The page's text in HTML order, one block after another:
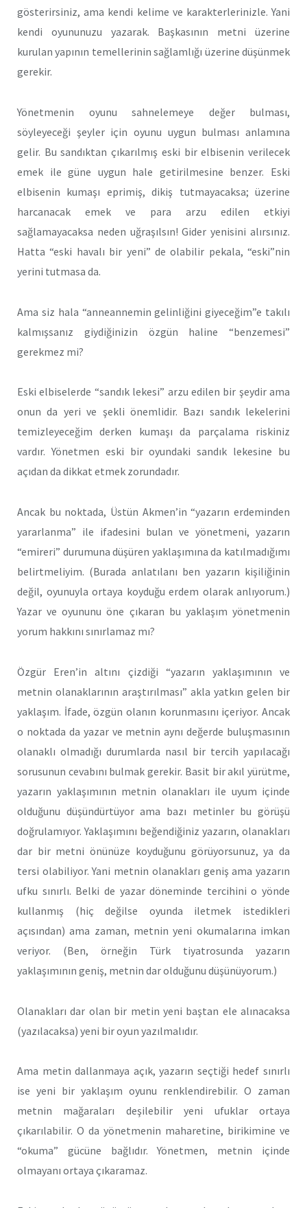
gösterirsiniz, ama kendi kelime ve karakterlerinizle. Yani
kendi oyununuzu yazarak. Başkasının metni üzerine
kurulan yapının temellerinin sağlamlığı üzerine düşünmek
gerekir.
Yönetmenin oyunu sahnelemeye değer bulması,
söyleyeceği şeyler için oyunu uygun bulması anlamına
gelir. Bu sandıktan çıkarılmış eski bir elbisenin verilecek
emek ile güne uygun hale getirilmesine benzer. Eski
elbisenin kumaşı eprimiş, dikiş tutmayacaksa; üzerine
harcanacak emek ve para arzu edilen etkiyi
sağlamayacaksa neden uğraşılsın! Gider yenisini alırsınız.
Hatta “eski havalı bir yeni” de olabilir pekala, “eski”nin
yerini tutmasa da.
Ama siz hala “anneannemin gelinliğini giyeceğim”e takılı
kalmışsanız giydiğinizin özgün haline “benzemesi”
gerekmez mi?
Eski elbiselerde “sandık lekesi” arzu edilen bir şeydir ama
onun da yeri ve şekli önemlidir. Bazı sandık lekelerini
temizleyeceğim derken kumaşı da parçalama riskiniz
vardır. Yönetmen eski bir oyundaki sandık lekesine bu
açıdan da dikkat etmek zorundadır.
Ancak bu noktada, Üstün Akmen’in “yazarın erdeminden
yararlanma” ile ifadesini bulan ve yönetmeni, yazarın
“emireri” durumuna düşüren yaklaşımına da katılmadığımı
belirtmeliyim. (Burada anlatılanı ben yazarın kişiliğinin
değil, oyunuyla ortaya koyduğu erdem olarak anlıyorum.)
Yazar ve oyununu öne çıkaran bu yaklaşım yönetmenin
yorum hakkını sınırlamaz mı?
Özgür Eren’in altını çizdiği “yazarın yaklaşımının ve
metnin olanaklarının araştırılması” akla yatkın gelen bir
yaklaşım. İfade, özgün olanın korunmasını içeriyor. Ancak
o noktada da yazar ve metnin aynı değerde buluşmasının
olanaklı olmadığı durumlarda nasıl bir tercih yapılacağı
sorusunun cevabını bulmak gerekir. Basit bir akıl yürütme,
yazarın yaklaşımının metnin olanakları ile uyum içinde
olduğunu düşündürtüyor ama bazı metinler bu görüşü
doğrulamıyor. Yaklaşımını beğendiğiniz yazarın, olanakları
dar bir metni önünüze koyduğunu görüyorsunuz, ya da
tersi olabiliyor. Yani metnin olanakları geniş ama yazarın
ufku sınırlı. Belki de yazar döneminde tercihini o yönde
kullanmış (hiç değilse oyunda iletmek istedikleri
açısından) ama zaman, metnin yeni okumalarına imkan
veriyor. (Ben, örneğin Türk tiyatrosunda yazarın
yaklaşımının geniş, metnin dar olduğunu düşünüyorum.)
Olanakları dar olan bir metin yeni baştan ele alınacaksa
(yazılacaksa) yeni bir oyun yazılmalıdır.
Ama metin dallanmaya açık, yazarın seçtiği hedef sınırlı
ise yeni bir yaklaşım oyunu renklendirebilir. O zaman
metnin mağaraları deşilebilir yeni ufuklar ortaya
çıkarılabilir. O da yönetmenin maharetine, birikimine ve
“okuma” gücüne bağlıdır. Yönetmen, metnin içinde
olmayanı ortaya çıkaramaz.